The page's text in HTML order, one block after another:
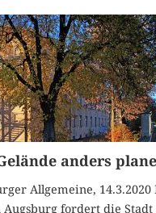
anders
Allgemeine, 14.3.2020
fordert die